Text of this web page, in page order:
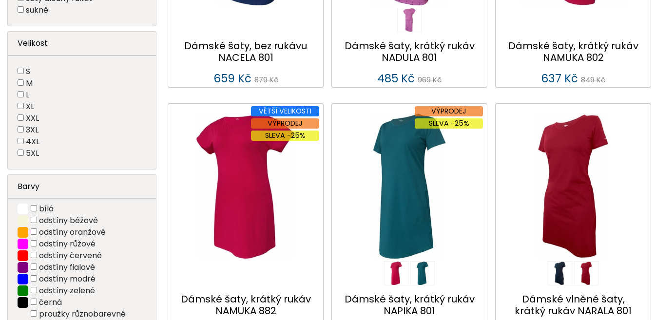
sukně
Velikost
S
M
L
XL
XXL
3XL
4XL
5XL
Barvy
bílá
odstíny béžové
odstíny oranžové
odstíny růžové
odstíny červené
odstíny fialové
odstíny modré
odstíny zelené
černá
proužky různobarevné
Dámské šaty, bez rukávu
NACELA 801
659 Kč 879 Kč
Dámské šaty, krátký rukáv
NADULA 801
485 Kč 969 Kč
Dámské šaty, krátký rukáv
NAMUKA 802
637 Kč 849 Kč
VĚTŠÍ VELIKOSTI
VÝPRODEJ
SLEVA -25%
Dámské šaty, krátký rukáv
NAMUKA 882
VÝPRODEJ
SLEVA -25%
Dámské šaty, krátký rukáv
NAPIKA 801
Dámské vlněné šaty,
krátký rukáv NARALA 801